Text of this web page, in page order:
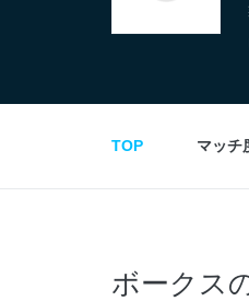
TOP マッチ
ボークス